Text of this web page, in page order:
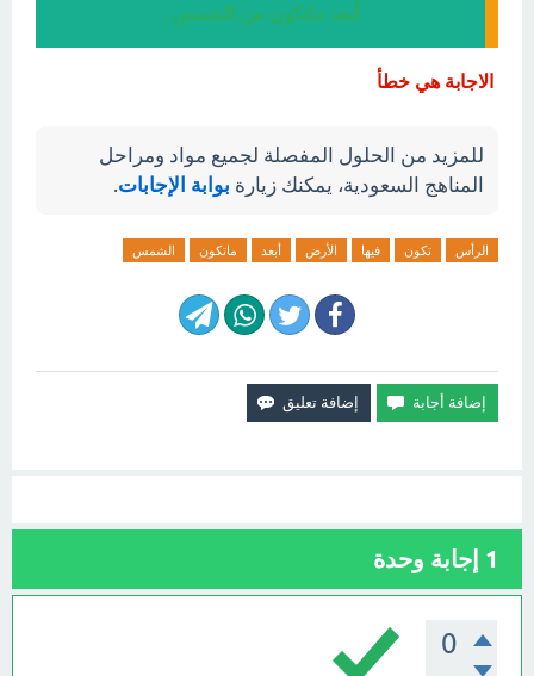
أبعد ماتكون من الشمس .
الاجابة هي خطأ
للمزيد من الحلول المفصلة لجميع مواد ومراحل
المناهج السعودية، يمكنك زيارة بوابة الإجابات.
الرأس تكون فيها الأرض أبعد ماتكون الشمس
1 إجابة وحدة
0